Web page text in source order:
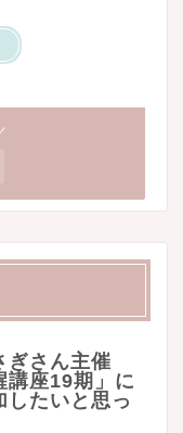
ぎさん主催
講座19期」に
したいと思っ